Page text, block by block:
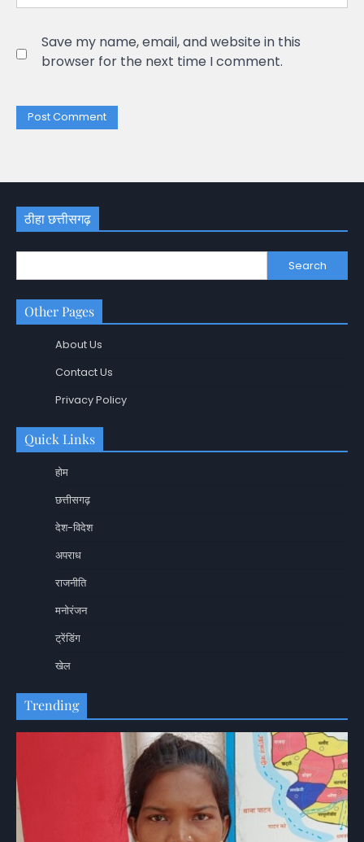
Save my name, email, and website in this
browser for the next time I comment.
ठीहा छत्तीसगढ़
Search
Other Pages
About Us
Contact Us
Privacy Policy
Quick Links
होम
छत्तीसगढ़
देश-विदेश
अपराध
राजनीति
मनोरंजन
ट्रेंडिंग
खेल
Trending